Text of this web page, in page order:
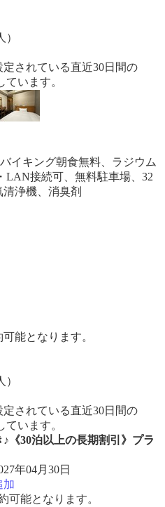
されている直近30日間の
ています。
イキング朝食無料、ラジウム
LAN接続可、無料駐車場、32
浄機、消臭剤
能となります。
されている直近30日間の
ています。
《30泊以上の長期割引》プラ
年04月30日
加
可能となります。